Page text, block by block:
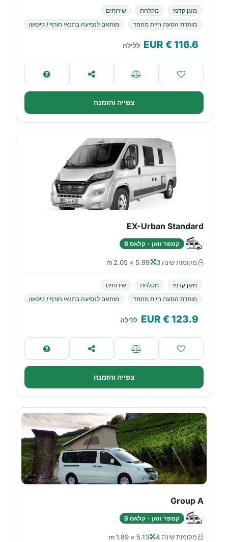
מזגן קדמי מקלחת
שירותים
מותרת הסעת חיות מחמד
מותאם לנסיעה בתנאי חורף / קיפאון
116.6
€ EUR ללילה
צפייה והזמנה
EX-Urban Standard
קמפר וואן - קלאס B
מקומות שינה 3 5.99 × 2.05 m
מזגן קדמי מקלחת
שירותים
מותרת הסעת חיות מחמד
מותאם לנסיעה בתנאי חורף / קיפאון
123.9
€ EUR ללילה
צפייה והזמנה
Group A
קמפר וואן - קלאס B
מקומות שינה 4 5.13 × 1.89 m